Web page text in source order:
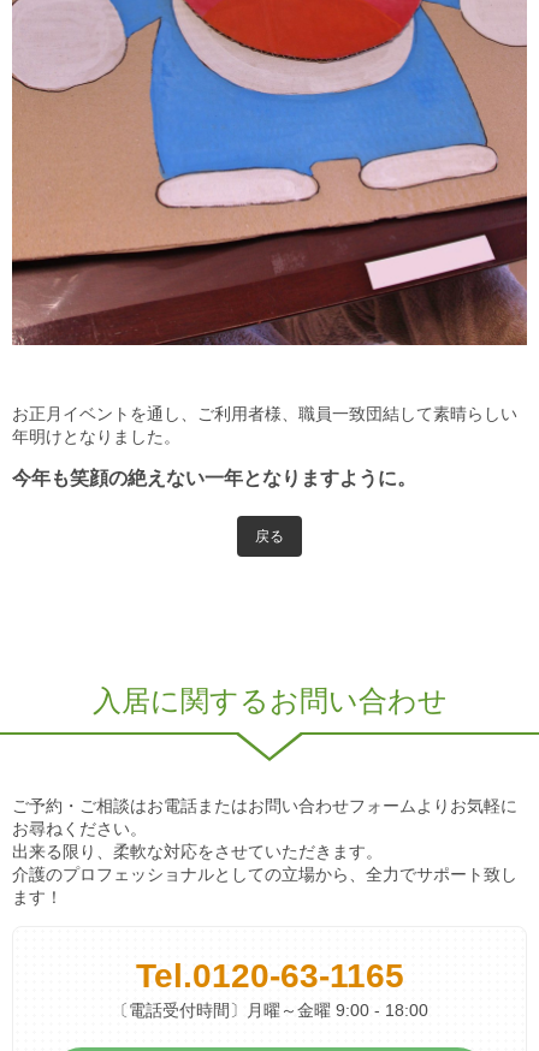
お正月イベントを通し、ご利用者様、職員一致団結して素晴らしい
年明けとなりました。
今年も笑顔の絶えない一年となりますように。
戻る
入居に関するお問い合わせ
ご予約・ご相談はお電話またはお問い合わせフォームよりお気軽に
お尋ねください。
出来る限り、柔軟な対応をさせていただきます。
介護のプロフェッショナルとしての立場から、全力でサポート致し
ます！
Tel.0120-63-1165
〔電話受付時間〕月曜～金曜 9:00 - 18:00